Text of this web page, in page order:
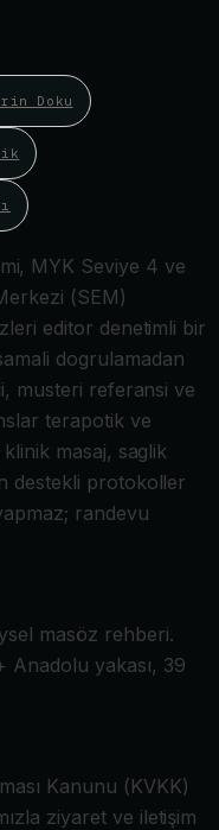
Doku
MYK Seviye 4 ve
(SEM)
editor denetimli bir
dogrulamadan
musteri referansi ve
terapotik ve
masaj, saglik
destekli protokoller
randevu
masöz rehberi.
Anadolu yakası, 39
Kanunu (KVKK)
ziyaret ve iletişim